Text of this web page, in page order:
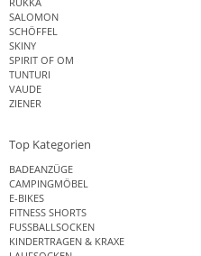
SALOMON
SCHÖFFEL
SKINY
SPIRIT OF OM
TUNTURI
VAUDE
ZIENER
Top Kategorien
BADEANZÜGE
CAMPINGMÖBEL
E-BIKES
FITNESS SHORTS
FUSSBALLSOCKEN
KINDERTRAGEN & KRAXE